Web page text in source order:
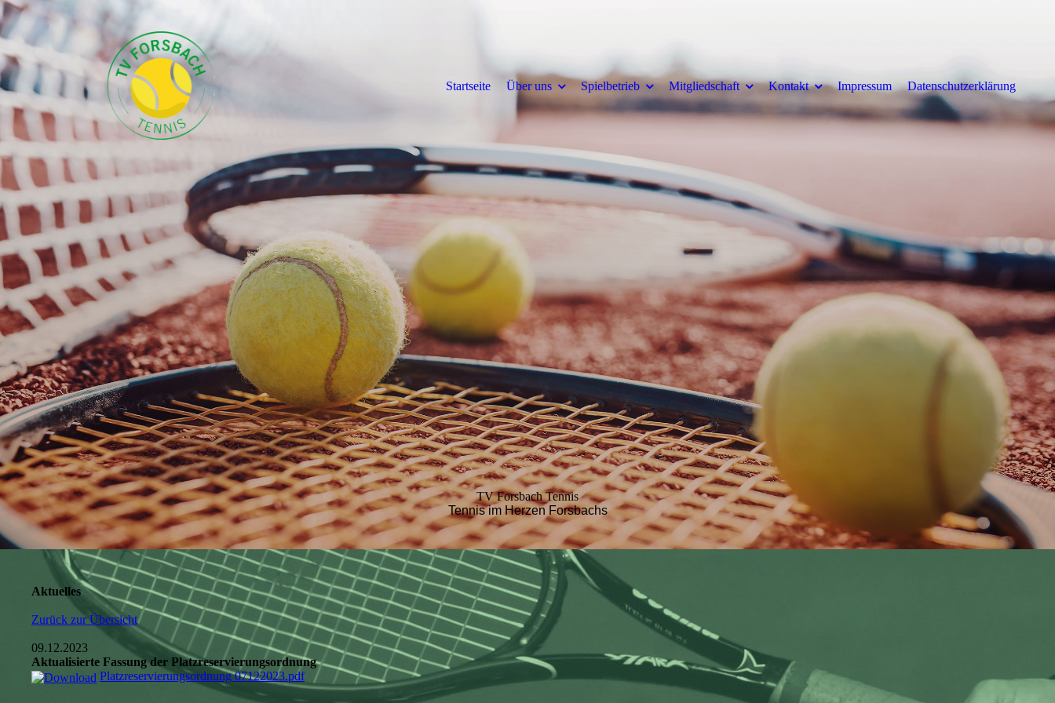
Startseite Über uns Spielbetrieb Mitgliedschaft Kontakt Impressum Datenschutzerklärung
TV Forsbach Tennis
Tennis im Herzen Forsbachs
Aktuelles
Zurück zur Übersicht
09.12.2023
Aktualisierte Fassung der Platzreservierungsordnung
Platzreservierungsordnung 07122023.pdf